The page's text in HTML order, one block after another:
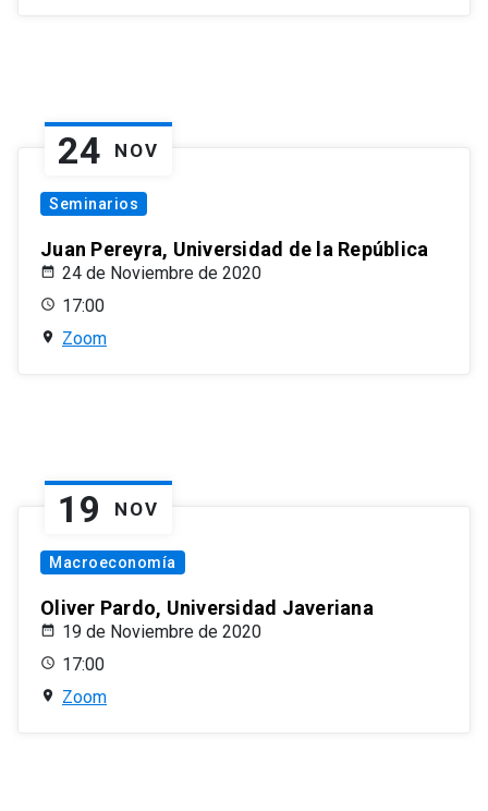
24 NOV
Seminarios
Juan Pereyra, Universidad de la República
24 de Noviembre de 2020
17:00
Zoom
19 NOV
Macroeconomía
Oliver Pardo, Universidad Javeriana
19 de Noviembre de 2020
17:00
Zoom